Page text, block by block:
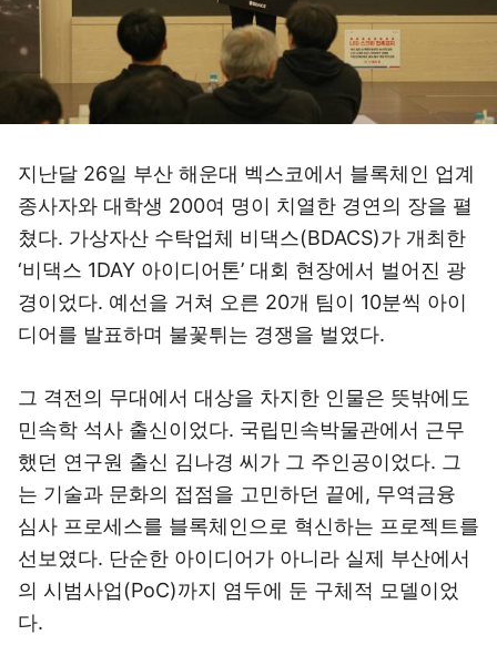
지난달 26일 부산 해운대 벡스코에서 블록체인 업계
종사자와 대학생 200여 명이 치열한 경연의 장을 펼
쳤다. 가상자산 수탁업체 비댁스(BDACS)가 개최한
‘비댁스 1DAY 아이디어톤’ 대회 현장에서 벌어진 광
경이었다. 예선을 거쳐 오른 20개 팀이 10분씩 아이
디어를 발표하며 불꽃튀는 경쟁을 벌였다.
그 격전의 무대에서 대상을 차지한 인물은 뜻밖에도
민속학 석사 출신이었다. 국립민속박물관에서 근무
했던 연구원 출신 김나경 씨가 그 주인공이었다. 그
는 기술과 문화의 접점을 고민하던 끝에, 무역금융
심사 프로세스를 블록체인으로 혁신하는 프로젝트를
선보였다. 단순한 아이디어가 아니라 실제 부산에서
의 시범사업(PoC)까지 염두에 둔 구체적 모델이었
다.